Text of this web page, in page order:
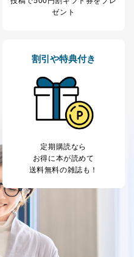
合わせ対応、トラブル対
ペレーター教育など応対品
ル等によるカスタマーQ＆A
のサービス内容のご案内の
ル等による商品、サービ
ャンペーン等の広告に関す
総務などの雇用管理等のた
品配送のため
及びお客様がご購入され
の発売元企業からのｅメー
る商品、
、キャンペーン等の広告
るご案内のため
サービス利用状況の把握お
ゼント
割引や特典付き
定期購読なら
お得に本が読めて
送料無料の雑誌も！